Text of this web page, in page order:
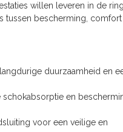
willen leveren in de
tussen bescherming, comfort
duurzaamheid en
en
voor een veilige en